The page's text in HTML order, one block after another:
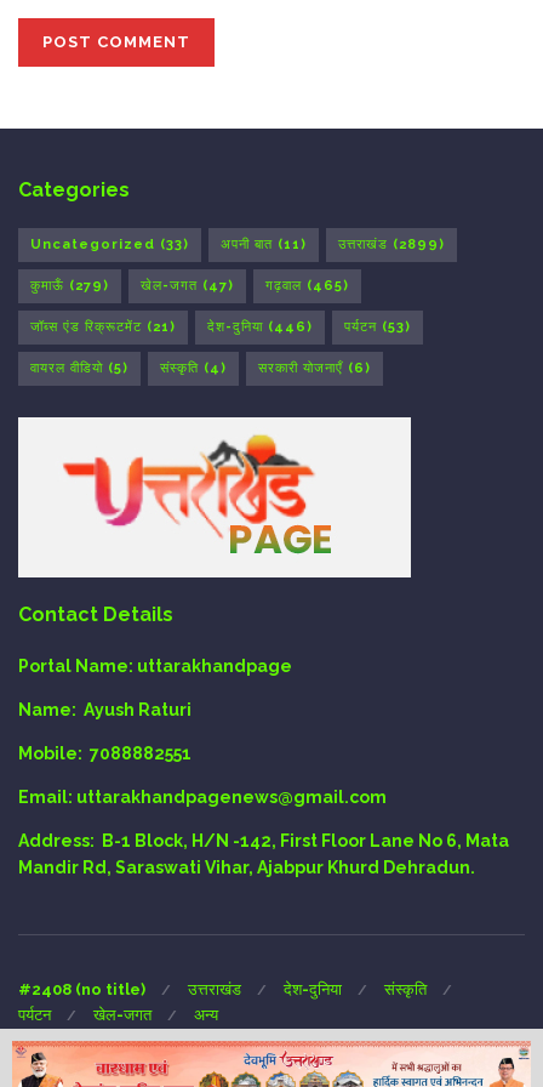
Categories
Uncategorized (33) अपनी बात (11) उत्तराखंड (2899)
कुमाऊँ (279) खेल-जगत (47) गढ़वाल (465)
जॉब्स एंड रिक्रूटमेंट (21) देश-दुनिया (446) पर्यटन (53)
वायरल वीडियो (5) संस्कृति (4) सरकारी योजनाएँ (6)
Contact Details
Portal Name: uttarakhandpage
Name: Ayush Raturi
Mobile: 7088882551
Email: uttarakhandpagenews@gmail.com
Address:
B-1 Block, H/N -142, First Floor Lane No 6, Mata
Mandir Rd, Saraswati Vihar, Ajabpur Khurd Dehradun.
#2408 (no title) उत्तराखंड देश-दुनिया
संस्कृति
पर्यटन
खेल-जगत अन्य
Copyright © 2024 UTTARAKHAND-PAGE